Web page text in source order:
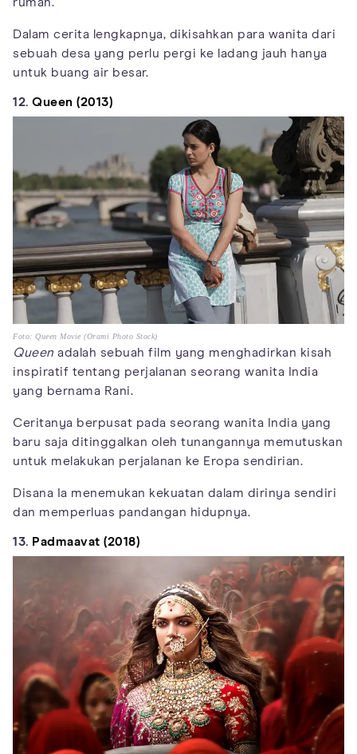
rumah.
Dalam cerita lengkapnya, dikisahkan para wanita dari
sebuah desa yang perlu pergi ke ladang jauh hanya
untuk buang air besar.
12. Queen (2013)
Foto: Queen Movie (Orami Photo Stock)
Queen adalah sebuah film yang menghadirkan kisah
inspiratif tentang perjalanan seorang wanita India
yang bernama Rani.
Ceritanya berpusat pada seorang wanita India yang
baru saja ditinggalkan oleh tunangannya memutuskan
untuk melakukan perjalanan ke Eropa sendirian.
Disana Ia menemukan kekuatan dalam dirinya sendiri
dan memperluas pandangan hidupnya.
13. Padmaavat (2018)